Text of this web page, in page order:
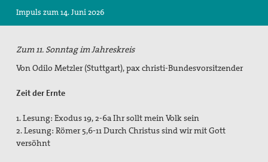
Suche
Impuls zum 14. Juni 2026
Zum 11. Sonntag im Jahreskreis
Von Odilo Metzler (Stuttgart), pax christi-Bundesvorsitzender
Zeit der Ernte
1. Lesung: Exodus 19, 2-6a Ihr sollt mein Volk sein
2. Lesung: Römer 5,6-11 Durch Christus sind wir mit Gott
versöhnt